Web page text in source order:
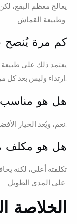
يعالج معظم البقع،
كم مرة يُنصح
يعتمد ذلك على طبيعة
ارتداء وليس بعد كل مرة.
هل هو مناسب
هل هو مكلف
تكلفته أعلى، لكنه
على المدى الطويل.
الخلاصة